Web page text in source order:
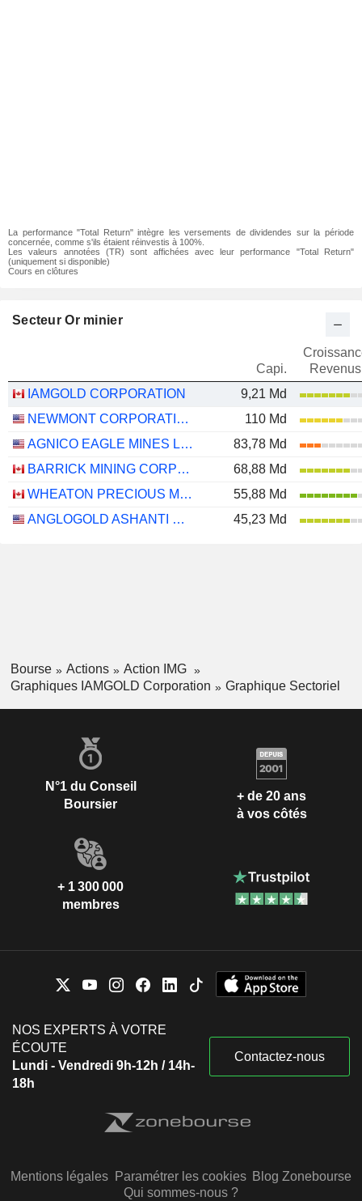
La performance "Total Return" intègre les versements de dividendes sur la période
concernée, comme s'ils étaient réinvestis à 100%.
Les valeurs annotées (TR) sont affichées avec leur performance "Total Return"
(uniquement si disponible)
Cours en clôtures
Secteur Or minier
Capi.
Revenus
IAMGOLD CORPORATION
9,21 Md
NEWMONT CORPORATION
110 Md
AGNICO EAGLE MINES LIMITED
83,78 Md
BARRICK MINING CORPORATION
68,88 Md
WHEATON PRECIOUS METALS CORP.
55,88 Md
ANGLOGOLD ASHANTI PLC
45,23 Md
Bourse Actions
Action IMG
Graphiques IAMGOLD Corporation
Graphique Sectoriel
N°1 du Conseil
Boursier
+ de 20 ans
à vos côtés
+ 1 300 000
membres
NOS EXPERTS À VOTRE
ÉCOUTE
Lundi - Vendredi 9h-12h / 14h-
18h
Contactez-nous
Mentions légales Paramétrer les cookies Blog Zonebourse
Qui sommes-nous ?